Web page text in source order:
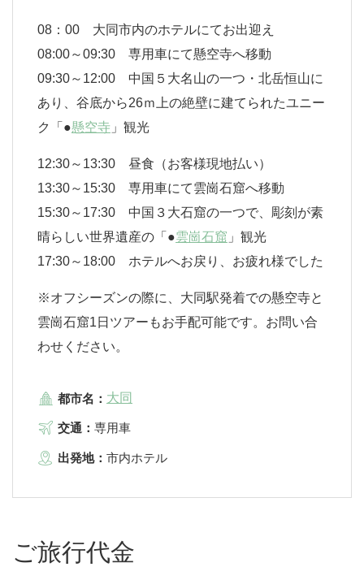
08：00 大同市内のホテルにてお出迎え
08:00～09:30 専用車にて懸空寺へ移動
09:30～12:00 中国５大名山の一つ・北岳恒山に
あり、谷底から26ｍ上の絶壁に建てられたユニー
ク「●懸空寺 」観光
12:30～13:30 昼食（お客様現地払い）
13:30～15:30 専用車にて雲崗石窟へ移動
15:30～17:30 中国３大石窟の一つで、彫刻が素
晴らしい世界遺産の「●雲崗石窟 」観光
17:30～18:00 ホテルへお戻り、お疲れ様でした
※オフシーズンの際に、大同駅発着での懸空寺と
雲崗石窟1日ツアーもお手配可能です。お問い合
わせください。
都市名： 大同
交通： 専用車
出発地： 市内ホテル
ご旅行代金